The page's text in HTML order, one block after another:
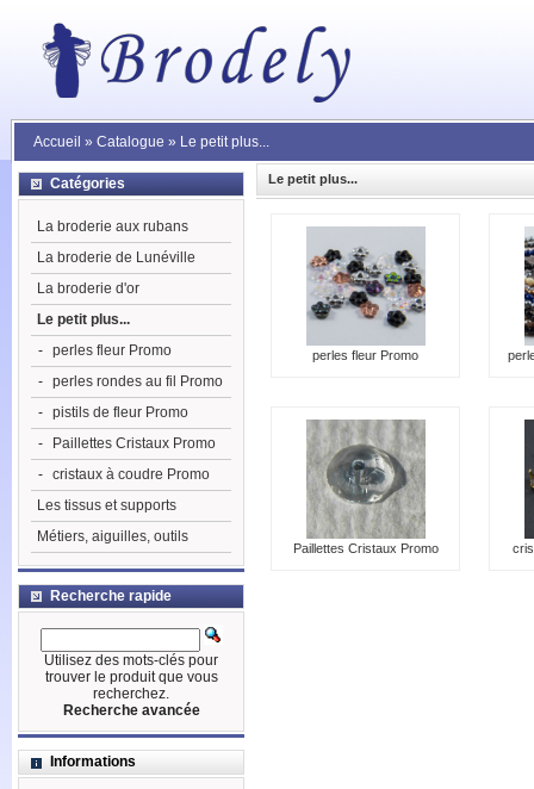
Accueil » Catalogue » Le petit plus...
Le petit plus...
perles fleur Promo
Paillettes Cristaux Promo
Catégories
La broderie aux rubans
La broderie de Lunéville
La broderie d'or
Le petit plus...
- perles fleur Promo
- perles rondes au fil Promo
- pistils de fleur Promo
-
Paillettes Cristaux Promo
- cristaux à coudre Promo
Les tissus et supports
Métiers, aiguilles, outils
Recherche rapide
Utilisez des mots-clés pour
trouver le produit que vous
recherchez.
Recherche avancée
Informations